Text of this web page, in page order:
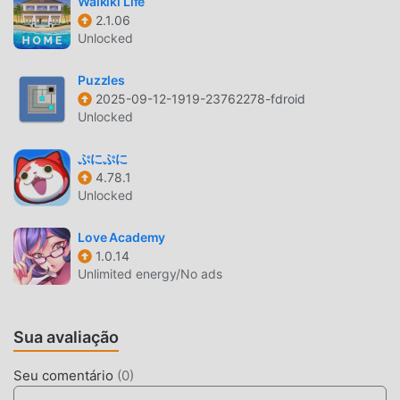
e celulares com excelente adaptabilidade, garantindo que
todos os amantes de jogos de puzzle possam desfrutar da
MOD ÚNICO
gastem muito tempo para acumular suas habilidades no
jogo, o que é o recurso e diversão do jogo, mas, ao mesmo
tempo, o processo de acúmulo irá, inveitavelmente, deixar
a pessoa cansada. Mas agora, os mods vieram para
modificar essa situação. Aqui, você não precisa de gastar a
maior parte da sua energia em repetir a chata tarefa de
acumular habilidades. Os mods permitem que você pule
alegria do jogo.
BAIXE AGORA
2.1.06
Unlocked
Puzzles
2025-09-12-1919-23762278-fdroid
Unlocked
ぷにぷに
4.78.1
Unlocked
Love Academy
1.0.14
Unlimited energy/No ads
Sua avaliação
Seu comentário (0)